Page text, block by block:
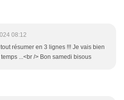
08:12
résumer en 3 lignes !!! Je vais bien
...<br /> Bon samedi bisous